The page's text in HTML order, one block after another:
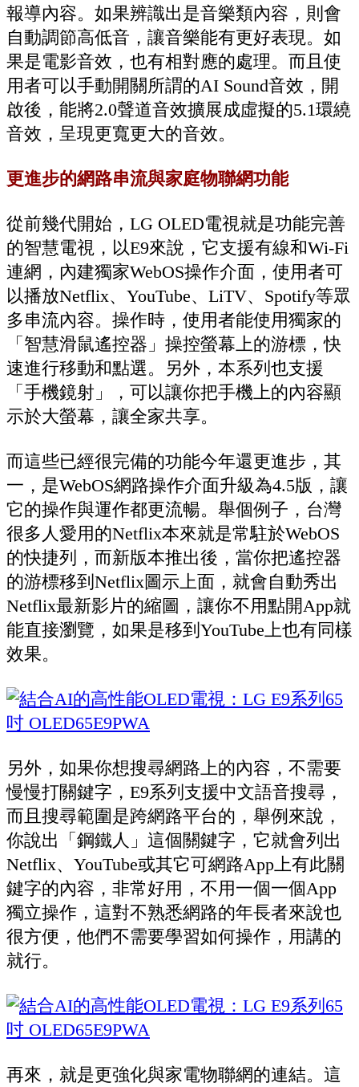
報導內容。如果辨識出是音樂類內容，則會
自動調節高低音，讓音樂能有更好表現。如
果是電影音效，也有相對應的處理。而且使
用者可以手動開關所謂的AI Sound音效，開
啟後，能將2.0聲道音效擴展成虛擬的5.1環繞
音效，呈現更寬更大的音效。
更進步的網路串流與家庭物聯網功能
從前幾代開始，LG OLED電視就是功能完善
的智慧電視，以E9來說，它支援有線和Wi-Fi
連網，內建獨家WebOS操作介面，使用者可
以播放Netflix、YouTube、LiTV、Spotify等眾
多串流內容。操作時，使用者能使用獨家的
「智慧滑鼠遙控器」操控螢幕上的游標，快
速進行移動和點選。另外，本系列也支援
「手機鏡射」，可以讓你把手機上的內容顯
示於大螢幕，讓全家共享。
而這些已經很完備的功能今年還更進步，其
一，是WebOS網路操作介面升級為4.5版，讓
它的操作與運作都更流暢。舉個例子，台灣
很多人愛用的Netflix本來就是常駐於WebOS
的快捷列，而新版本推出後，當你把遙控器
的游標移到Netflix圖示上面，就會自動秀出
Netflix最新影片的縮圖，讓你不用點開App就
能直接瀏覽，如果是移到YouTube上也有同樣
效果。
另外，如果你想搜尋網路上的內容，不需要
慢慢打關鍵字，E9系列支援中文語音搜尋，
而且搜尋範圍是跨網路平台的，舉例來說，
你說出「鋼鐵人」這個關鍵字，它就會列出
Netflix、YouTube或其它可網路App上有此關
鍵字的內容，非常好用，不用一個一個App
獨立操作，這對不熟悉網路的年長者來說也
很方便，他們不需要學習如何操作，用講的
就行。
再來，就是更強化與家電物聯網的連結。這